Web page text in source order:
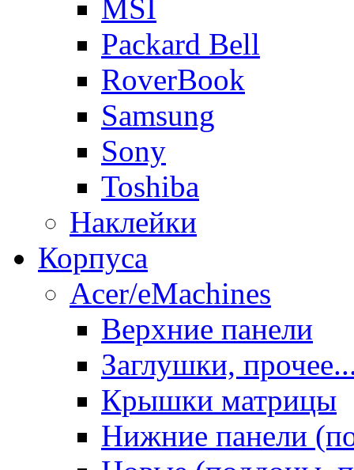
MSI
Packard Bell
RoverBook
Samsung
Sony
Toshiba
Наклейки
Корпуса
Acer/eMachines
Верхние панели
Заглушки,
Крышки матрицы
Нижние панели